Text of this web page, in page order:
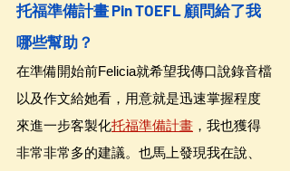
托福準備計畫 Pin TOEFL 顧問給了我
哪些幫助？
在準備開始前Felicia就希望我傳口說錄音檔
以及作文給她看，用意就是迅速掌握程度
來進一步客製化托福準備計畫 ，我也獲得
非常非常多的建議。也馬上發現我在說、